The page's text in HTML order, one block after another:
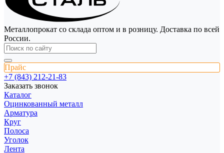
Металлопрокат со склада оптом и в розницу. Доставка по всей
России.
Прайс
+7 (843) 212-21-83
Заказать звонок
Каталог
Оцинкованный металл
Арматура
Круг
Полоса
Уголок
Лента